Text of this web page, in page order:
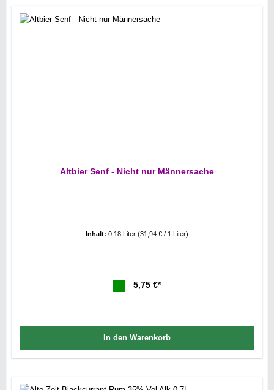
Altbier Senf - Nicht nur Männersache
Inhalt: 0.18 Liter (31,94 € / 1 Liter)
5,75 €*
In den Warenkorb